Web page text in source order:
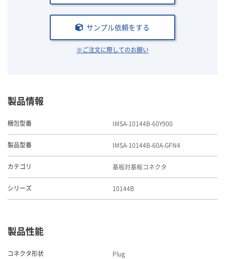
サンプル依頼をする
※ご注文に際してのお願い
製品情報
梱包型番 IMSA-10144B-60Y900
製品型番 IMSA-10144B-60A-GFN4
カテゴリ 基板対基板コネクタ
シリーズ 10144B
製品性能
コネクタ形状 Plug